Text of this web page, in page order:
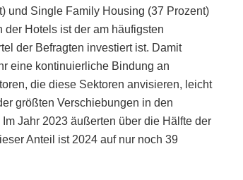
und Single Family Housing (37 Prozent)
Hotels ist der am häufigsten
der Befragten investiert ist. Damit
eine kontinuierliche Bindung an
die diese Sektoren anvisieren, leicht
größten Verschiebungen in den
Jahr 2023 äußerten über die Hälfte der
Anteil ist 2024 auf nur noch 39